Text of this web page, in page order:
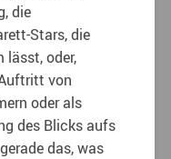
die
Stars, die
lässt, oder,
von
oder als
des Blicks aufs
das, was